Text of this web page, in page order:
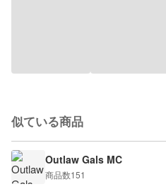
似ている商品
Outlaw Gals MC
商品数151